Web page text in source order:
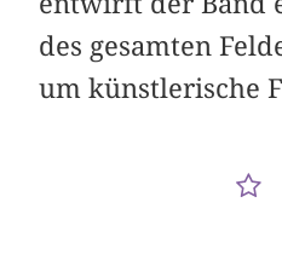
des gesamten
um künstlerische